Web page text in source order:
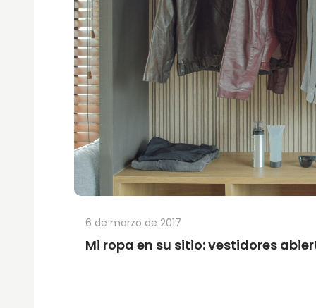
Mi ropa en su sitio: vestidores
6 de marzo de 2017